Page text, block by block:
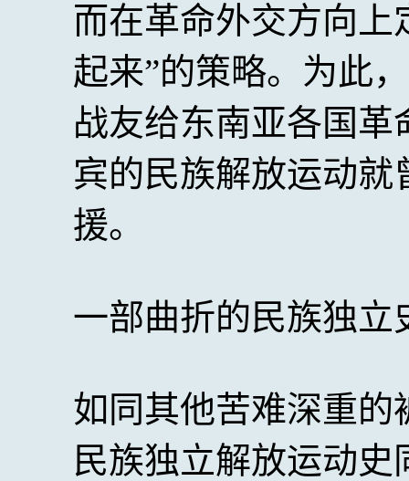
而在革命外交方向上
起来”的策略。为此
战友给东南亚各国
宾的民族解放运动
援。
一部曲折的民族独立
如同其他苦难深重
民族独立解放运动